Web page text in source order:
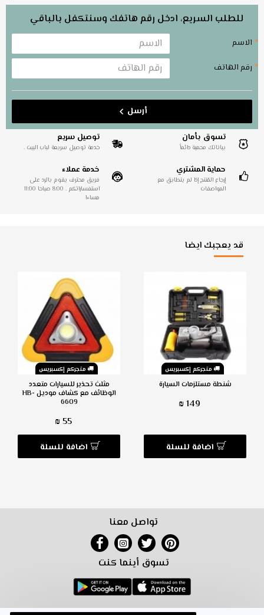
للطلب السريع، ادخل رقم هاتفك وسنتكفل بالباقي
الاسم
رقم الهاتف
أرسل
تسوق بأمان
بياناتك محمية دائماً
توصيل سريع
خدمة توصيل سريعة لباب البيت .
حماية المشتري
إرجاع المُنتج إذا لم يتطابق مع
المواصفات
خدمة عملاء
فريق محترف يقوم بالرد على
استفساراتكم . 8:00 صباحا 11:00
مساءا
قد يعجبك ايضا
متجركم إكسبريس
شنطة مستلزمات السيارة
149 ₪
اضافة للسلة
متجركم إكسبريس
مثلث تحذير للسيارات متعدد
الوظائف مع كشاف موديل HB-
6609
55 ₪
اضافة للسلة
تواصل معنا
تسوق أينما كنت